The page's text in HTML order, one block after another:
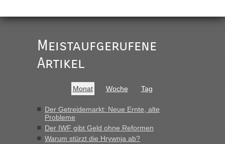
Ist korrekt, aber ich finde man hätte trotzdem im Text gleich
darauf hinweisen können.
War aber nicht "böse" gemeint ...
buchbar - warum auch immer ...
Hab´s versucht - bekomme aber immer angezeigt "auf dieser
Strecke fahren wir nicht"
Meistaufgerufene
Artikel
Monat Woche Tag
Der Getreidemarkt: Neue Ernte, alte
Probleme
Der IWF gibt Geld ohne Reformen
Warum stürzt die Hrywnja ab?